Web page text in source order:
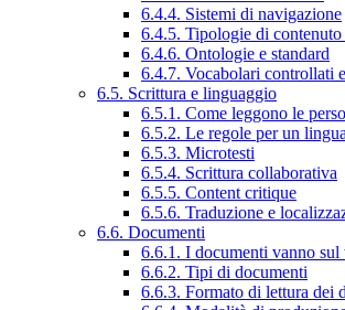
6.4.4. Sistemi di navigazione
6.4.5. Tipologie di
6.4.6. Ontologie e standard
6.4.7. Vocabolari controllati
6.5. Scrittura e linguaggio
6.5.1. Come leggono le
6.5.2. Le regole per un
6.5.3. Microtesti
6.5.4. Scrittura collaborativa
6.5.5. Content critique
6.5.6. Traduzione e
6.6. Documenti
6.6.1. I documenti vanno sul
6.6.2. Tipi di documenti
6.6.3. Formato di lettura dei